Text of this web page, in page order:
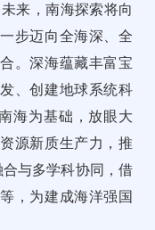
来，南海探索将向
步迈向全海深、全
。深海蕴藏丰富宝
、创建地球系统科
海为基础，放眼大
源新质生产力，推
合与多学科协同，借
，为建成海洋强国